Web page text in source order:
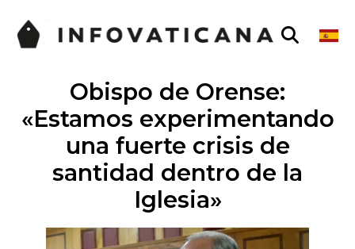
Obispo de Orense:
«Estamos experimentando
una fuerte crisis de
santidad dentro de la
Iglesia»